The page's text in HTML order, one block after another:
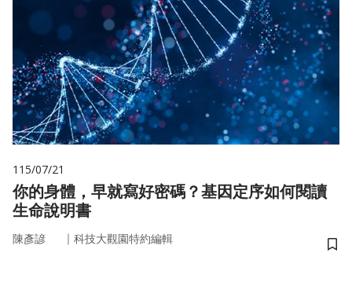
115/07/21
你的身體，早就寫好密碼？基因定序如何閱讀
生命說明書
陳彥諺 ｜ 科技大觀園特約編輯
儲